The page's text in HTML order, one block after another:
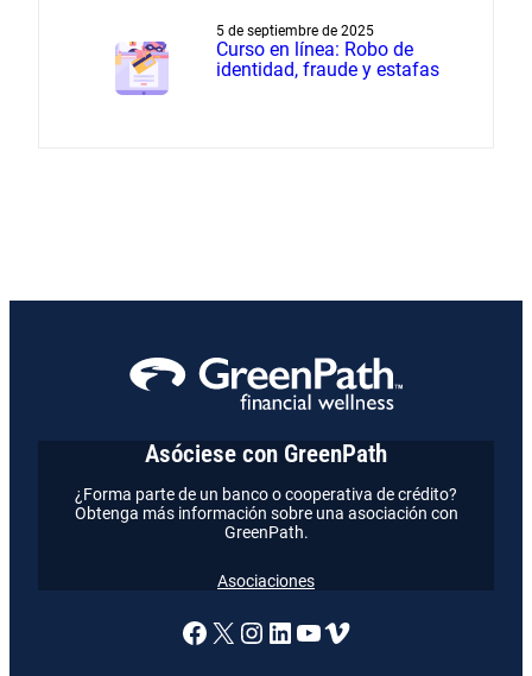
5 de septiembre de 2025
Curso en línea: Robo de
identidad, fraude y estafas
Enlace a nuestra página de
X Enlace a nuestra
Enlace a nuestra
Enlace a nuestra
Vimeo
Asóciese con GreenPath
¿Forma parte de un banco o cooperativa de crédito?
Obtenga más información sobre una asociación con
GreenPath.
Asociaciones